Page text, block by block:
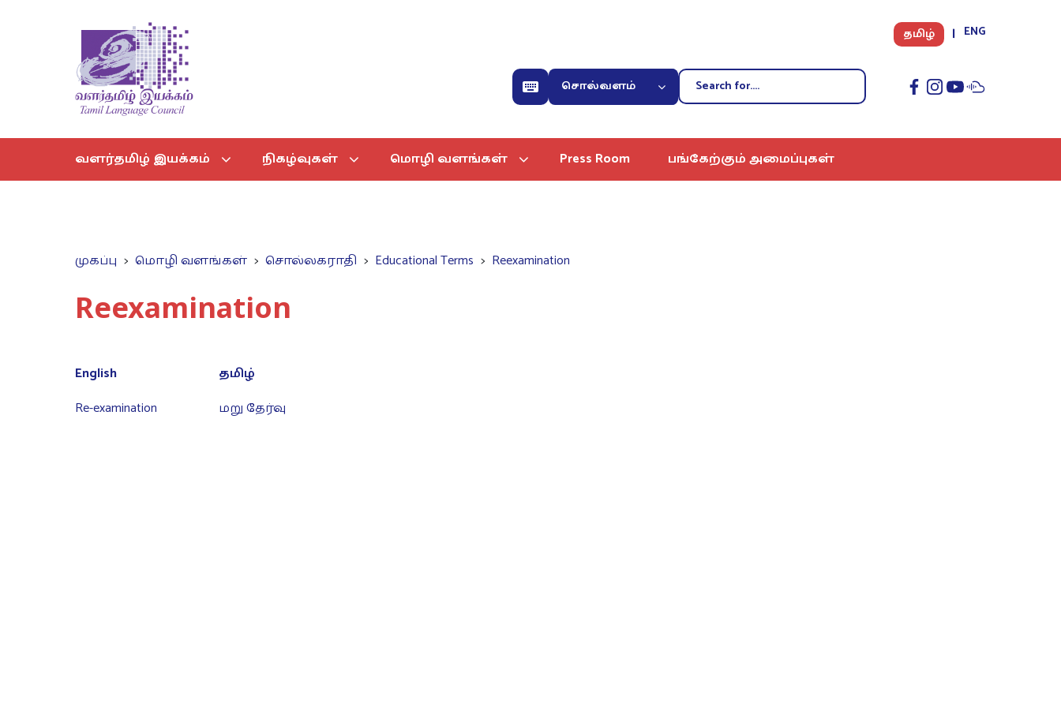
தமிழ் ENG
சொல்வளம்
வளர்தமிழ் இயக்கம் நிகழ்வுகள் மொழி வளங்கள் Press Room பங்கேற்கும் அமைப்புகள்
முகப்பு மொழி வளங்கள் சொல்லகராதி Educational Terms Reexamination
Reexamination
English
தமிழ்
Re-examination
மறு தேர்வு